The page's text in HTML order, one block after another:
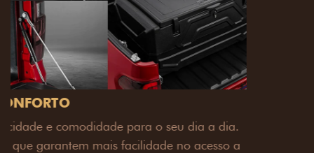
PACK OFF-ROAD
Prepare sua picape para qualquer desafio. O Pack
off-road combina engate de reboque para até 3,5